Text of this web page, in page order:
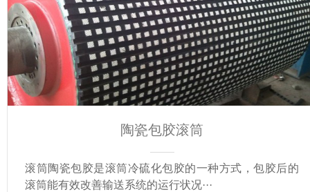
陶瓷包胶滚筒
滚筒陶瓷包胶是滚筒冷硫化包胶的一种方式，包胶后的
滚筒能有效改善输送系统的运行状况···